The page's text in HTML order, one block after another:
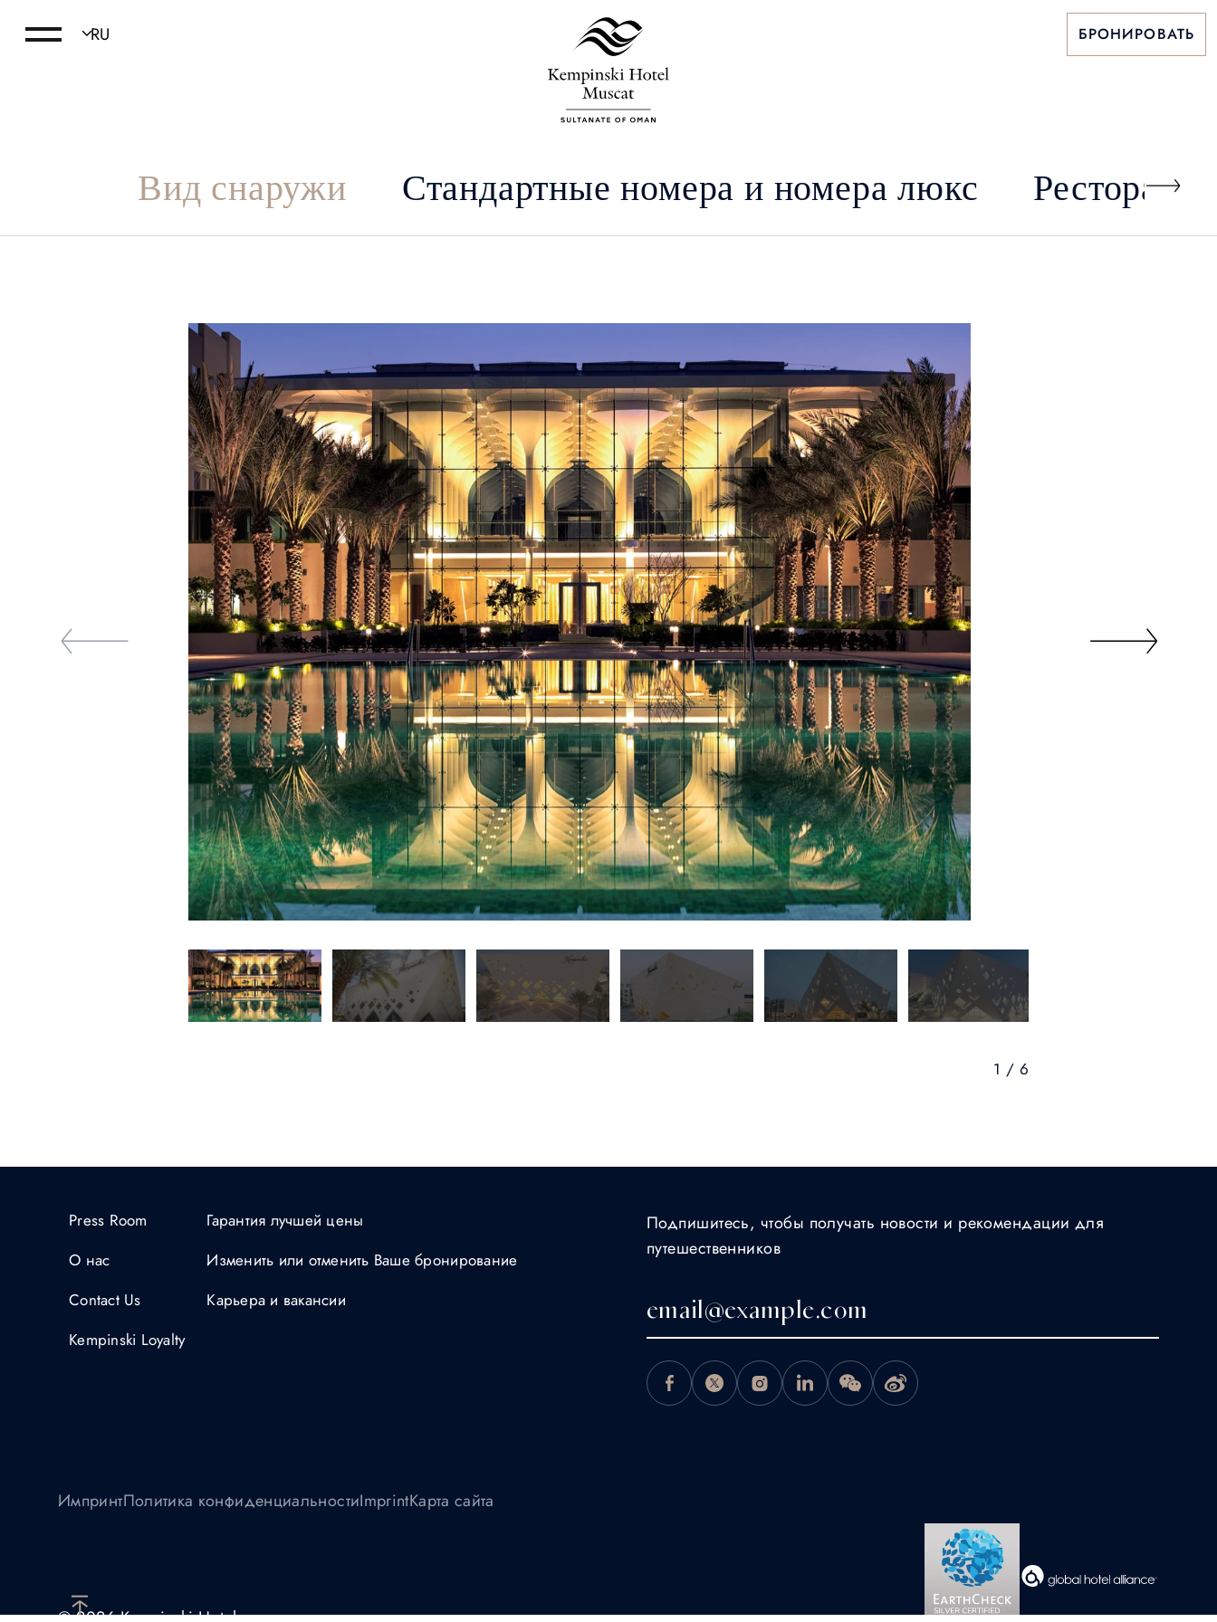
БРОНИРОВАТЬ
Вид снаружи Стандартные номера и номера люкс Рестораны
1 / 6
Press Room
О нас
Contact Us
Kempinski Loyalty
Гарантия лучшей цены
Изменить или отменить Ваше бронирование
Карьера и вакансии
Подпишитесь, чтобы получать новости и рекомендации для
путешественников
ИмпринтПолитика конфиденциальностиImprintКарта сайта